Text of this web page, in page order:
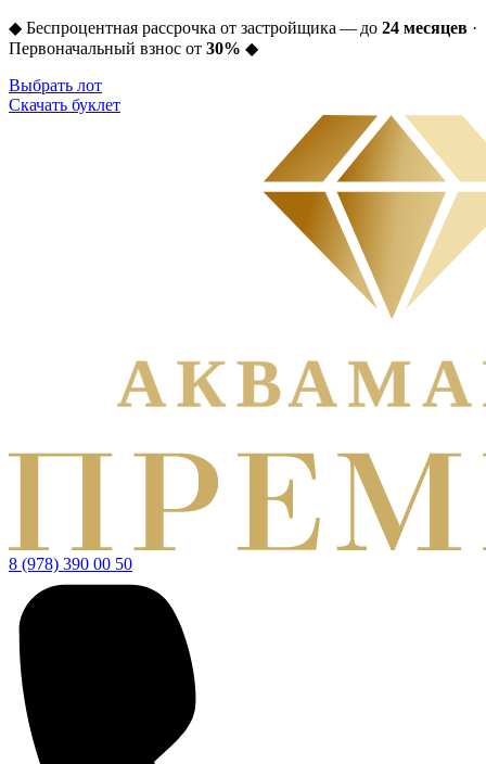
◆ Беспроцентная рассрочка от застройщика — до 24 месяцев ·
Первоначальный взнос от 30% ◆
Выбрать лот
Скачать буклет
8 (978) 390 00 50